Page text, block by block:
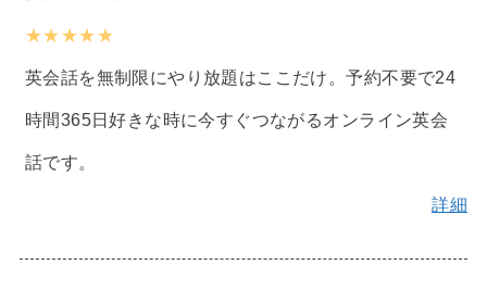
★★★★★
英会話を無制限にやり放題はここだけ。予約不要で24
時間365日好きな時に今すぐつながるオンライン英会
話です。
詳細